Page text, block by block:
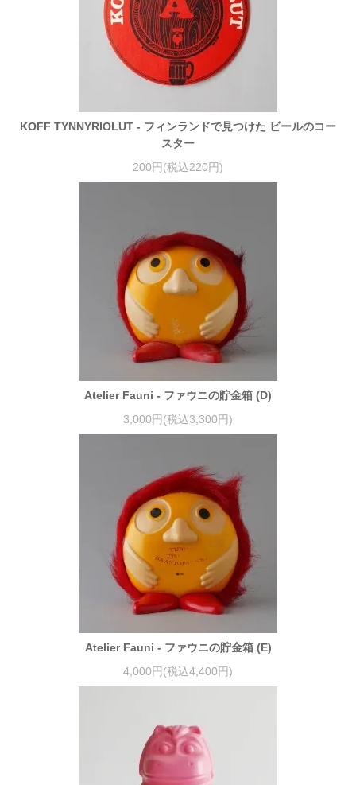
KOFF TYNNYRIOLUT - フィンランドで見つけた ビールのコー
スター
200円(税込220円)
Atelier Fauni - ファウニの貯金箱 (D)
3,000円(税込3,300円)
Atelier Fauni - ファウニの貯金箱 (E)
4,000円(税込4,400円)